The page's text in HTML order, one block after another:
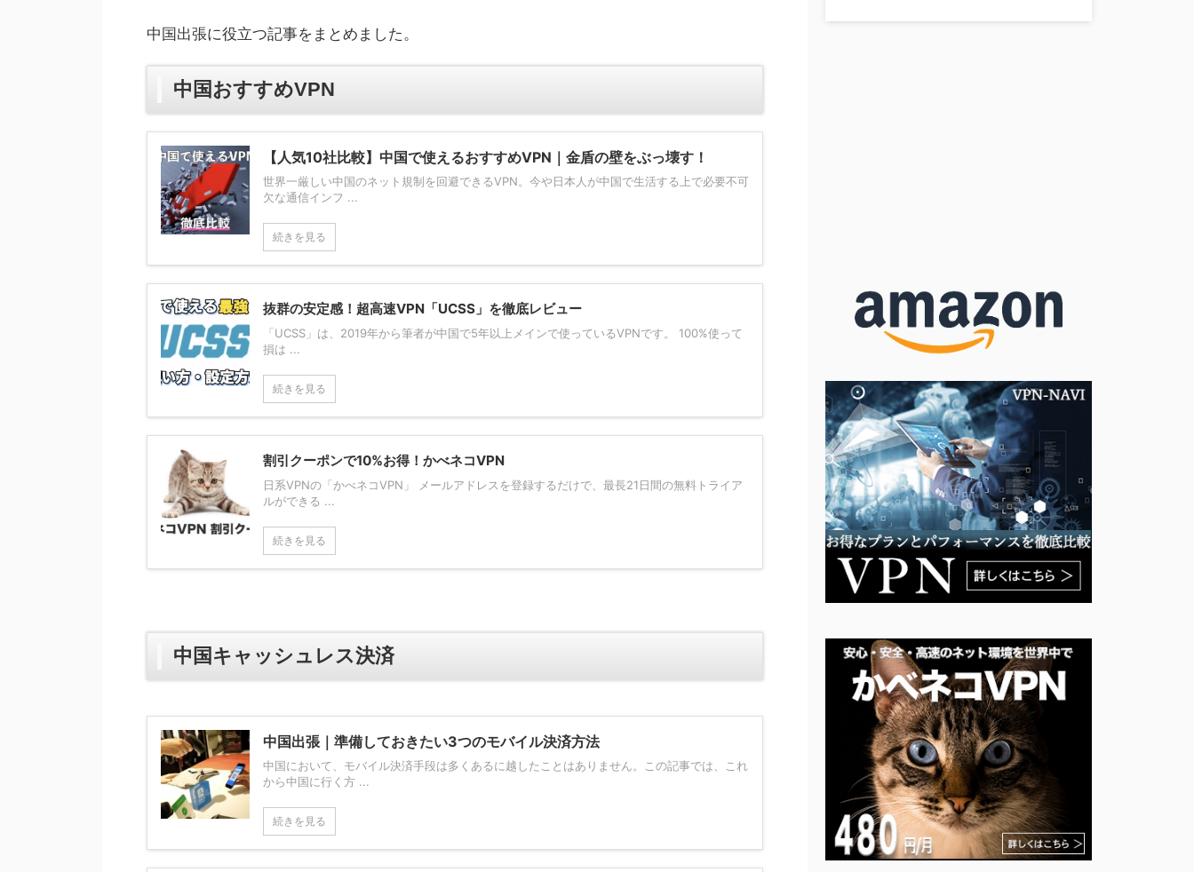
中国出張に役立つ記事をまとめました。
中国おすすめVPN
【人気10社比較】中国で使えるおすすめVPN｜金盾の壁をぶっ壊す！
世界一厳しい中国のネット規制を回避できるVPN。今や日本人が中国で生活する上で必要不可
欠な通信インフ ...
続きを見る
抜群の安定感！超高速VPN「UCSS」を徹底レビュー
「UCSS」は、2019年から筆者が中国で5年以上メインで使っているVPNです。 100%使って
損は ...
続きを見る
割引クーポンで10%お得！かべネコVPN
日系VPNの「かべネコVPN」 メールアドレスを登録するだけで、最長21日間の無料トライア
ルができる ...
続きを見る
中国キャッシュレス決済
中国出張｜準備しておきたい3つのモバイル決済方法
中国において、モバイル決済手段は多くあるに越したことはありません。この記事では、これ
から中国に行く方 ...
続きを見る